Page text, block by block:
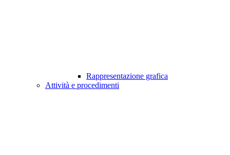
Rappresentazione grafica
Attività e procedimenti